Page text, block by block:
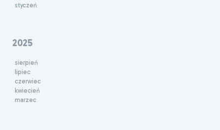
styczeń
2025
sierpień
lipiec
czerwiec
kwiecień
marzec